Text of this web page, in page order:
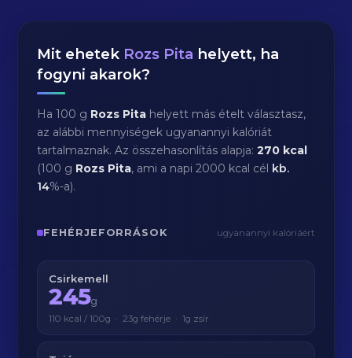
Mit ehetek Rozs Pita helyett, ha
fogyni akarok?
Ha 100 g Rozs Pita helyett más ételt választasz,
az alábbi mennyiségek ugyanannyi kalóriát
tartalmaznak. Az összehasonlítás alapja:270 kcal
(100 g Rozs Pita, ami a napi 2000 kcal cél kb.
14%-a).
FEHÉRJEFORRÁSOK ugyanannyi kalóriáért
Csirkemell
245g
110 kcal / 100g · 23g fehérje · 1g zsír